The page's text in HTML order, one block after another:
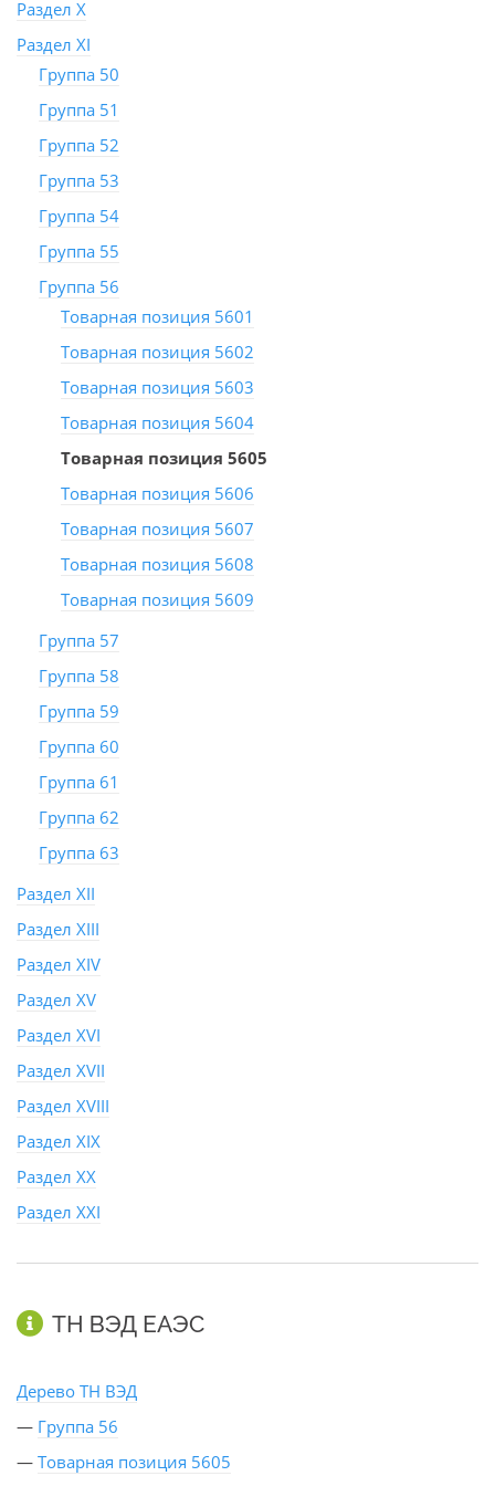
Раздел X
Раздел XI
Группа 50
Группа 51
Группа 52
Группа 53
Группа 54
Группа 55
Группа 56
Товарная позиция 5601
Товарная позиция 5602
Товарная позиция 5603
Товарная позиция 5604
Товарная позиция 5605
Товарная позиция 5606
Товарная позиция 5607
Товарная позиция 5608
Товарная позиция 5609
Группа 57
Группа 58
Группа 59
Группа 60
Группа 61
Группа 62
Группа 63
Раздел XII
Раздел XIII
Раздел XIV
Раздел XV
Раздел XVI
Раздел XVII
Раздел XVIII
Раздел XIX
Раздел XX
Раздел XXI
ТН ВЭД ЕАЭС
Дерево ТН ВЭД
— Группа 56
— Товарная позиция 5605